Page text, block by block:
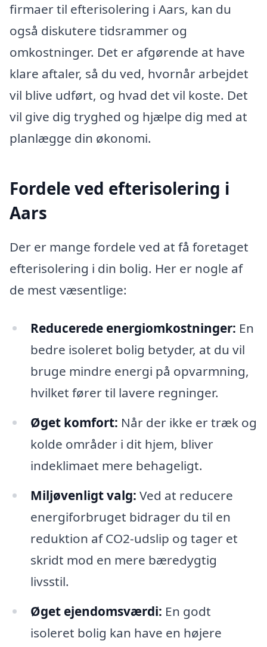
firmaer til efterisolering i Aars, kan du
også diskutere tidsrammer og
omkostninger. Det er afgørende at have
klare aftaler, så du ved, hvornår arbejdet
vil blive udført, og hvad det vil koste. Det
vil give dig tryghed og hjælpe dig med at
planlægge din økonomi.
Fordele ved efterisolering i
Aars
Der er mange fordele ved at få foretaget
efterisolering i din bolig. Her er nogle af
de mest væsentlige:
Reducerede energiomkostninger: En
bedre isoleret bolig betyder, at du vil
bruge mindre energi på opvarmning,
hvilket fører til lavere regninger.
Øget komfort: Når der ikke er træk og
kolde områder i dit hjem, bliver
indeklimaet mere behageligt.
Miljøvenligt valg: Ved at reducere
energiforbruget bidrager du til en
reduktion af CO2-udslip og tager et
skridt mod en mere bæredygtig
livsstil.
Øget ejendomsværdi: En godt
isoleret bolig kan have en højere